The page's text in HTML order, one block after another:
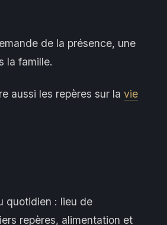
de la présence, une
la famille.
aussi les repères sur la vie
quotidien : lieu de
repères, alimentation et